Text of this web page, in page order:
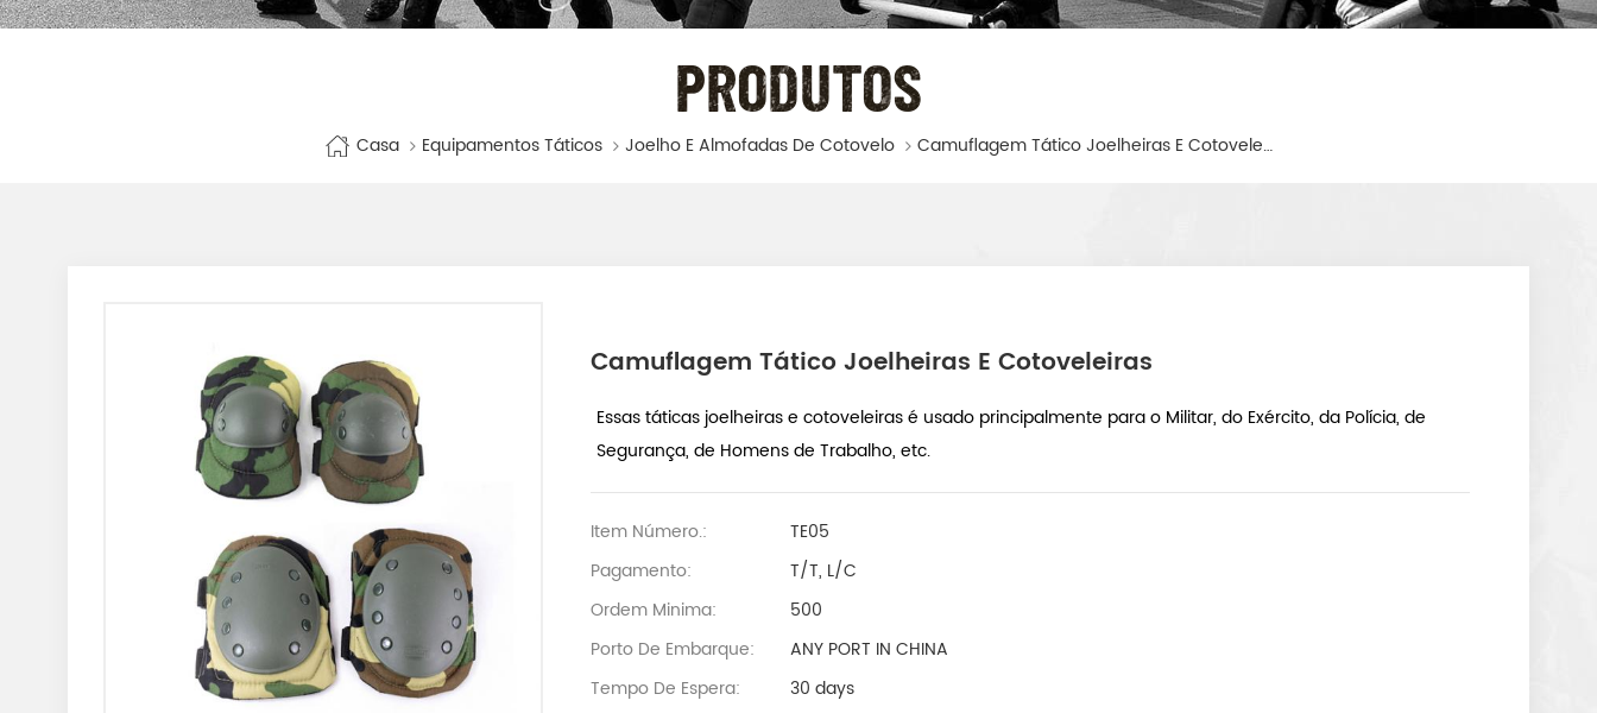
PRODUTOS
Casa Equipamentos Táticos Joelho E Almofadas De Cotovelo Camuflagem Tático Joelheiras E Cotoveleiras
Camuflagem Tático Joelheiras E Cotoveleiras
Essas táticas joelheiras e cotoveleiras é usado principalmente para o Militar, do Exército, da Polícia, de
Segurança, de Homens de Trabalho, etc.
Item Número.:
TE05
Pagamento:
T/T, L/C
Ordem Minima:
500
Porto De Embarque:
ANY PORT IN CHINA
Tempo De Espera:
30 days